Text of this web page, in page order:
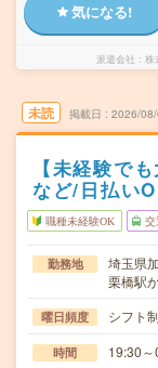
気になる!
派遣会社 株
未読 掲載日 2026/
【未経験で
など/日払い
職種未経験OK 交
勤務地
埼玉県
栗橋駅
曜日頻度 シフト
時間 19:30